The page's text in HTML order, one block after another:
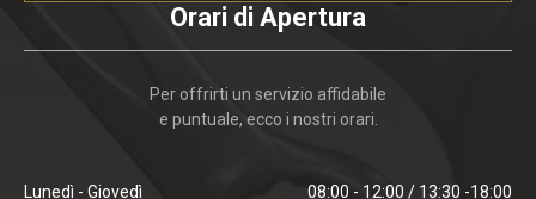
Orari di Apertura
Per offrirti un servizio affidabile
e puntuale, ecco i nostri orari.
Lunedì - Giovedì 08:00 - 12:00 / 13:30 -18:00